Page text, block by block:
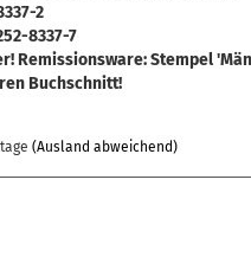
2
8337-7
Remissionsware: Stempel
Buchschnitt!
(Ausland abweichend)